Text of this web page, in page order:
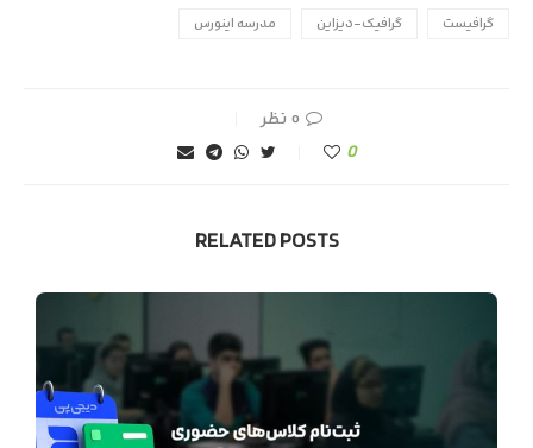
گرافیست گرافیک-دیزاین مدرسه اینورس
۰ نظر
0
RELATED POSTS